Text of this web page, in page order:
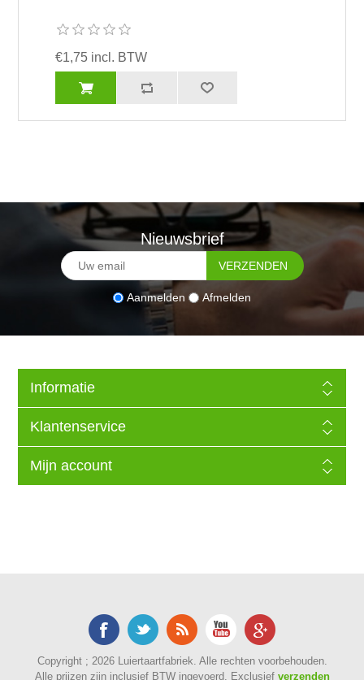
€1,75 incl. BTW
Nieuwsbrief
Aanmelden Afmelden
Informatie
Klantenservice
Mijn account
Copyright ; 2026 Luiertaartfabriek. Alle rechten voorbehouden.
Alle prijzen zijn inclusief BTW ingevoerd. Exclusief verzenden